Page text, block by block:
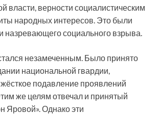
власти, верности социалистическим
народных интересов. Это были
назревающего социального взрыва.
незамеченным. Было принято
национальной гвардии,
подавление проявлений
же целям отвечал и принятый
Яровой». Однако эти